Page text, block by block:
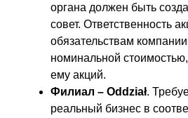
органа должен быть
совет. Ответственность
обязательствам
номинальной
ему акций.
Филиал – Oddział.
реальный бизнес в